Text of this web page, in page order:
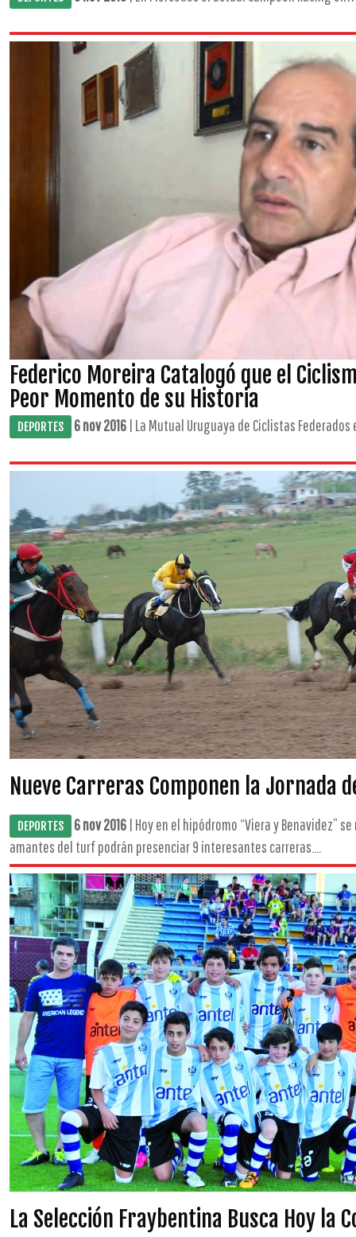
Federico Moreira Catalogó que el
Peor Momento de su Historia
DEPORTES 6 nov 2016 | La Mutual Uruguaya de Ciclistas
Nueve Carreras Componen la Jornada
DEPORTES 6 nov 2016 | Hoy en el hipódromo “Viera y Benavidez”
amantes del turf podrán presenciar 9 interesantes carreras....
La Selección Fraybentina Busca Hoy la